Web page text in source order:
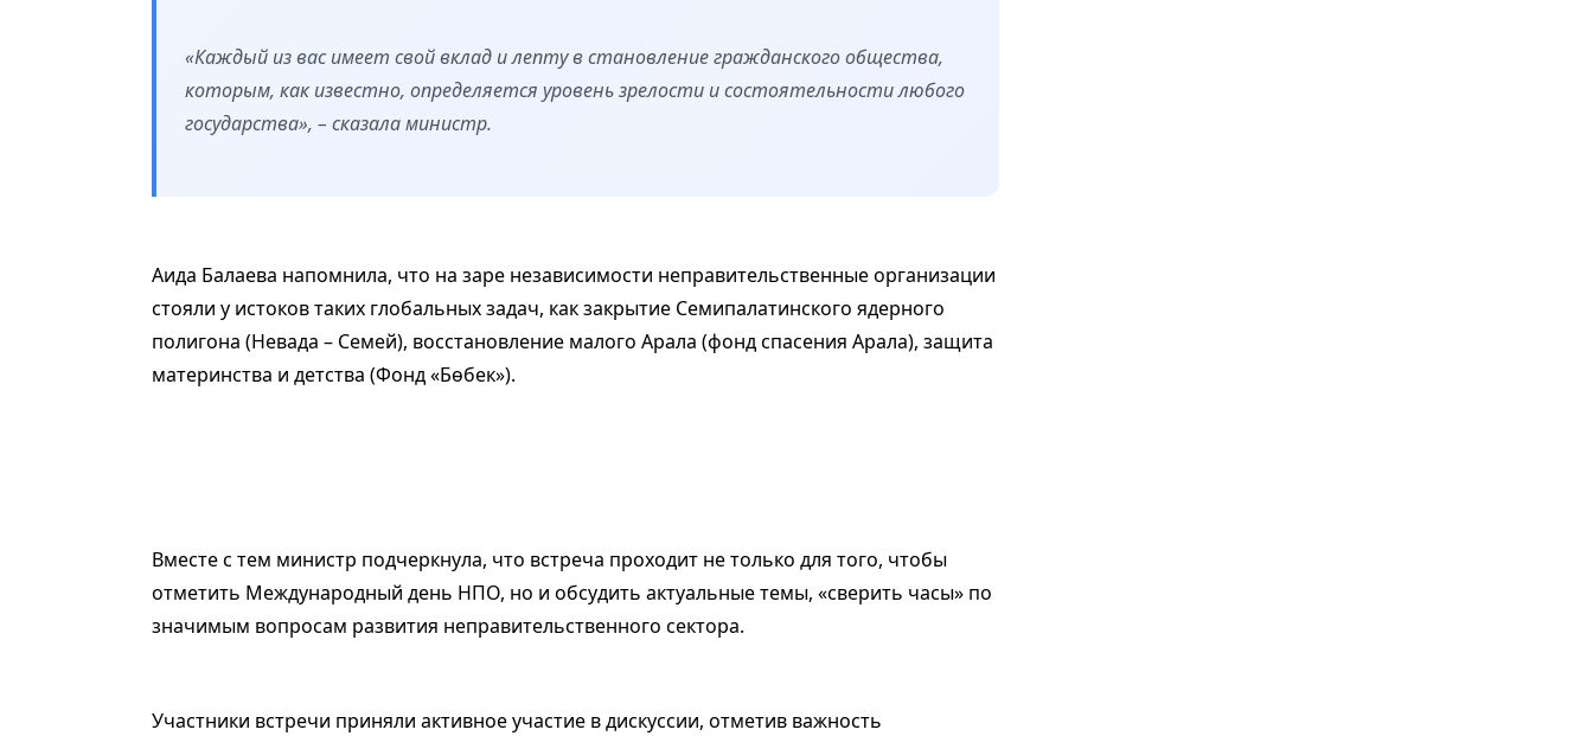
«Каждый из вас имеет свой вклад и лепту в становление гражданского общества,
которым, как известно, определяется уровень зрелости и состоятельности любого
государства», – сказала министр.
Аида Балаева напомнила, что на заре независимости неправительственные организации
стояли у истоков таких глобальных задач, как закрытие Семипалатинского ядерного
полигона (Невада – Семей), восстановление малого Арала (фонд спасения Арала), защита
материнства и детства (Фонд «Бөбек»).
Вместе с тем министр подчеркнула, что встреча проходит не только для того, чтобы
отметить Международный день НПО, но и обсудить актуальные темы, «сверить часы» по
значимым вопросам развития неправительственного сектора.
Участники встречи приняли активное участие в дискуссии, отметив важность